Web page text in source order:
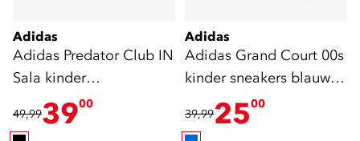
Adidas
Adidas Predator Club IN
Sala kinder
zaalvoetbalschoenen
oranje
49,993900
Adidas
Adidas Grand Court 00s
kinder sneakers blauw
39,992500